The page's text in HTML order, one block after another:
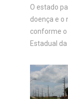
O estado
doença e o
conforme
Estadual da